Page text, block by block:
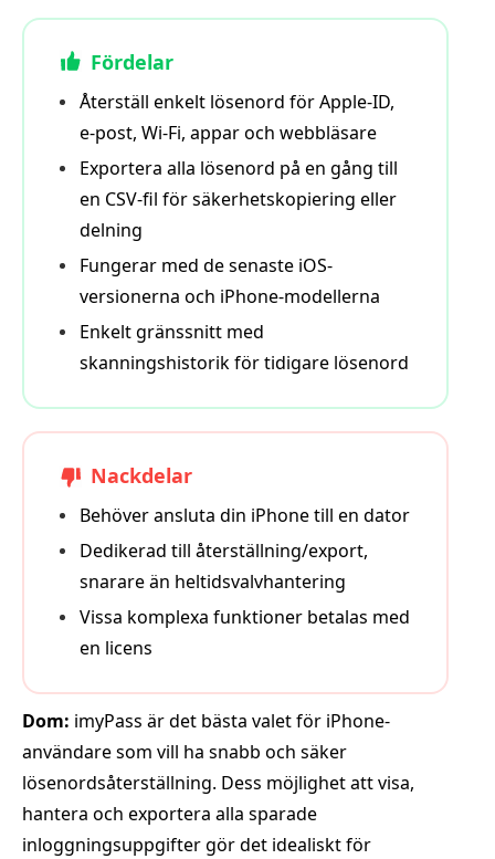
Fördelar
Återställ enkelt lösenord för Apple-ID,
e-post, Wi-Fi, appar och webbläsare
Exportera alla lösenord på en gång till
en CSV-fil för säkerhetskopiering eller
delning
Fungerar med de senaste iOS-
versionerna och iPhone-modellerna
Enkelt gränssnitt med
skanningshistorik för tidigare lösenord
Nackdelar
Behöver ansluta din iPhone till en dator
Dedikerad till återställning/export,
snarare än heltidsvalvhantering
Vissa komplexa funktioner betalas med
en licens
Dom: imyPass är det bästa valet för iPhone-
användare som vill ha snabb och säker
lösenordsåterställning. Dess möjlighet att visa,
hantera och exportera alla sparade
inloggningsuppgifter gör det idealiskt för